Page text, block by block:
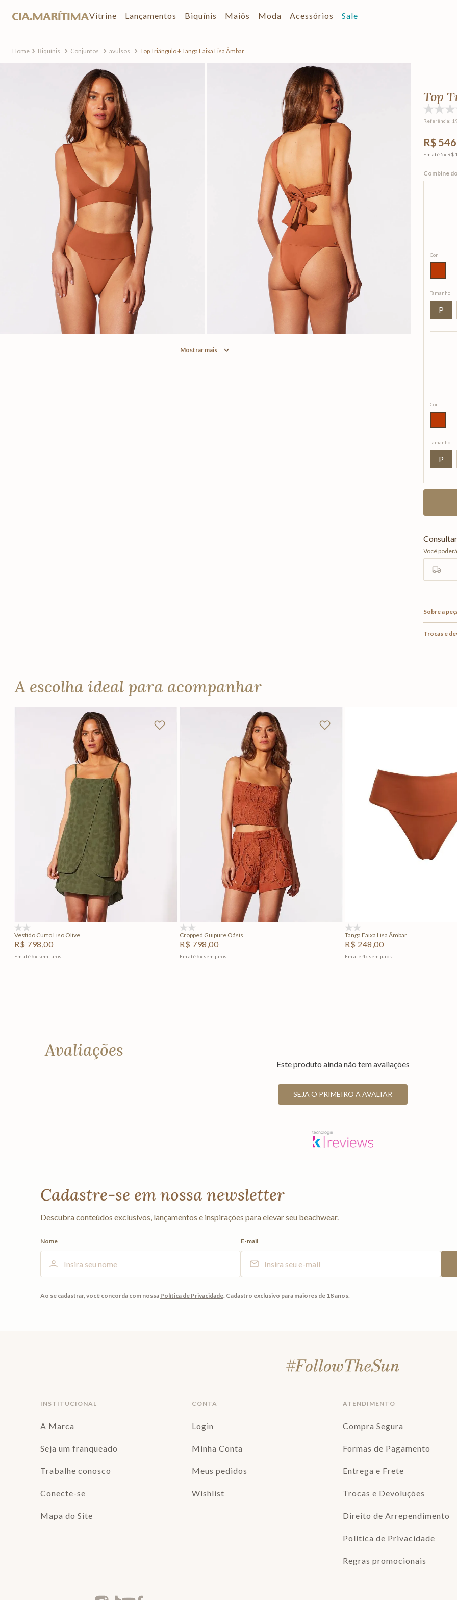
Vitrine Lançamentos Biquínis Maiôs Moda Acessórios Sale
Biquínis Conjuntos avulsos Top Triângulo + Tanga Faixa Lisa Âmbar
Mostrar mais
Top
Referência:
R$
Em até 5x R$
Cor
Tamanho
P
Cor
Tamanho
P
Sobre a
Trocas e
A escolha ideal para acompanhar
PP M
Adicionar na sacola
Vestido Curto Liso Olive
R$ 798,00
Em até6x sem juros
P M G
Adicionar na sacola
Cropped Guipure Oásis
R$ 798,00
Em até6x sem juros
Tanga Faixa Lisa Âmbar
R$ 248,00
Em até4x sem juros
Avaliações
Este produto ainda não tem avaliações
SEJA O PRIMEIRO A AVALIAR
Cadastre-se em nossa newsletter
Descubra conteúdos exclusivos, lançamentos e inspirações para elevar seu beachwear.
Nome E-mail
Ao se cadastrar, você concorda com nossa Política de Privacidade. Cadastro exclusivo para maiores de 18 anos.
INSTITUCIONAL
A Marca
Seja um franqueado
Trabalhe conosco
Conecte-se
Mapa do Site
CONTA
Login
Minha Conta
Meus pedidos
Wishlist
ATENDIMENTO
Compra Segura
Formas de Pagamento
Entrega e Frete
Trocas e Devoluções
Direito de Arrependimento
Política de Privacidade
Regras promocionais